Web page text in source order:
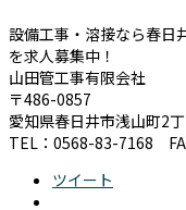
設備工事・溶接なら春日
を求人募集中！
山田管工事有限会社
〒486-0857
愛知県春日井市浅山町2
TEL：0568-83-7168
ツイート